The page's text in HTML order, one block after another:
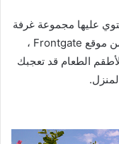
عليها مجموعة غرفة
الطعام هذه. إذا تمكنت بالفعل من التحقق من موقع Frontgate ،
الطعام قد تعجبك